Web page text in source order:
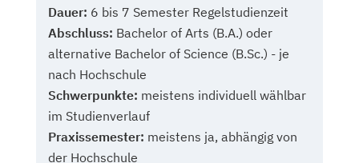
Dauer: 6 bis 7 Semester Regelstudienzeit
Abschluss: Bachelor of Arts (B.A.) oder
alternative Bachelor of Science (B.Sc.) - je
nach Hochschule
Schwerpunkte: meistens individuell wählbar
im Studienverlauf
Praxissemester: meistens ja, abhängig von
der Hochschule